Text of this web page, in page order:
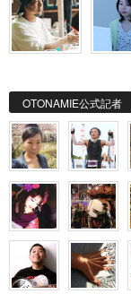
OTONAMIE公式記者